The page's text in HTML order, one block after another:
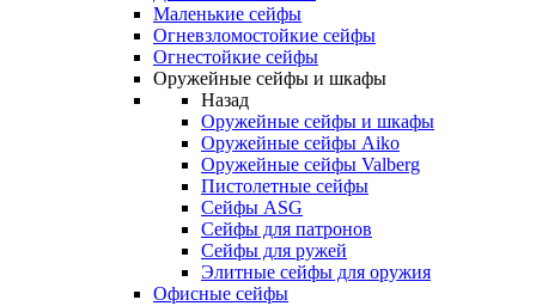
Маленькие сейфы
Огневзломостойкие сейфы
Огнестойкие сейфы
Оружейные сейфы и шкафы
Назад
Оружейные сейфы и шкафы
Оружейные сейфы Aiko
Оружейные сейфы Valberg
Пистолетные сейфы
Сейфы ASG
Сейфы для патронов
Сейфы для ружей
Элитные сейфы для оружия
Офисные сейфы